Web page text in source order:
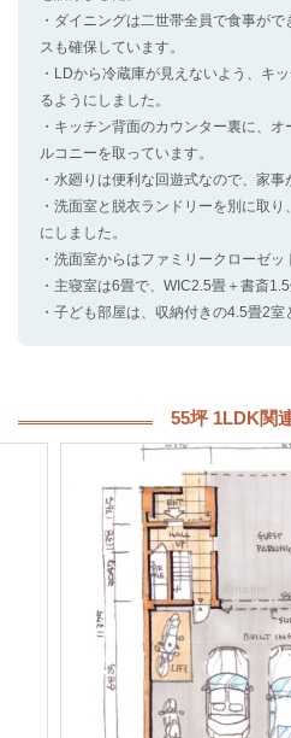
・ダイニングは二世帯全員で食事が
スも確保しています。
・LDから冷蔵庫が見えないよう、キ
るようにしました。
・キッチン背面のカウンター裏に、
ルコニーを取っています。
・水廻りは便利な回遊式なので、家事
・洗面室と脱衣ランドリーを別に取
にしました。
・洗面室からはファミリークローゼッ
・主寝室は6畳で、WIC2.5畳＋書斎
・子ども部屋は、収納付きの4.5畳2室
55坪 1LDK関